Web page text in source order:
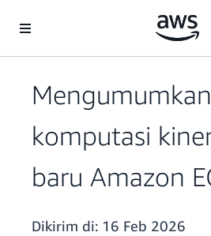
komputasi
baru Amazon
Dikirim di: 16 Feb 2026